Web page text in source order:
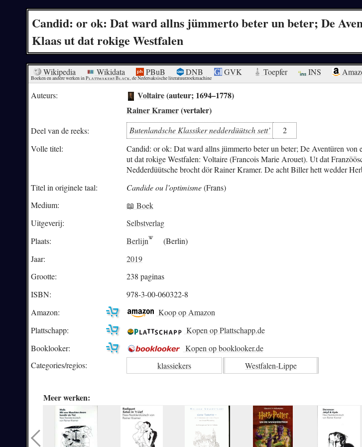
Candid: or ok: Dat ward allns jümmerto beter un beter; De
Klaas ut dat rokige Westfalen
Wikipedia Wikidata PBuB DNB GVK Toepfer INS
Boeken en andere werken in Plattmakers Black, de Nedersaksische literatuurzoekmachine
Auteurs: Voltaire(auteur; 1694–1778)
Rainer Kramer(vertaler)
Deel van de reeks: Butenlandsche Klassiker nedderdüütsch sett’
2
Volle titel:
Candid: or ok: Dat ward allns jümmerto beter un beter; De Aventüren von
ut dat rokige Westfalen: Voltaire (Francois Marie Arouet). Ut dat
Nedderdüütsche brocht dör Rainer Kramer. De acht Biller hett wedder
Titel in originele taal:
Candide ou l’optimisme(Frans)
Medium:
📖 Boek
Uitgeverij:
Selbstverlag
Plaats:
Berlijn
(Berlin)
Jaar:
2019
Grootte:
238 paginas
ISBN:
978-3-00-060322-8
Amazon:
Koop op Amazon
Plattschapp:
Kopen op Plattschapp.de
Booklooker:
Kopen op booklooker.de
Categories/regios: klassiekers Westfalen-Lippe
Meer werken: